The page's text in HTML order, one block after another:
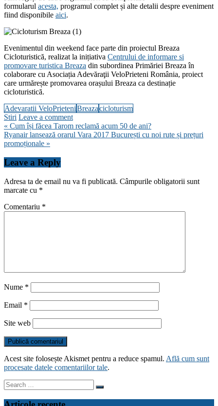
formularul acesta, programul complet și alte detalii despre eveniment
fiind disponibile aici.
Evenimentul din weekend face parte din proiectul Breaza
Cicloturistică, realizat la inițiativa Centrului de informare si
promovare turistica Breaza din subordinea Primăriei Breaza în
colaborare cu Asociația Adevăraţii VeloPrieteni România, proiect
care urmărește promovarea orașului Breaza ca destinație
cicloturistică.
Adevaratii VeloPrieteniBreazacicloturism
Stiri Leave a comment
Navigare
în
articole
« Cum își făcea Tarom reclamă acum 50 de ani?
Ryanair lansează orarul Vara 2017 București cu noi rute și prețuri
promoționale »
Leave a Reply
Adresa ta de email nu va fi publicată. Câmpurile obligatorii sunt
marcate cu *
Comentariu *
Nume *
Email *
Site web
Acest site folosește Akismet pentru a reduce spamul. Află cum sunt
procesate datele comentariilor tale.
Search
for: